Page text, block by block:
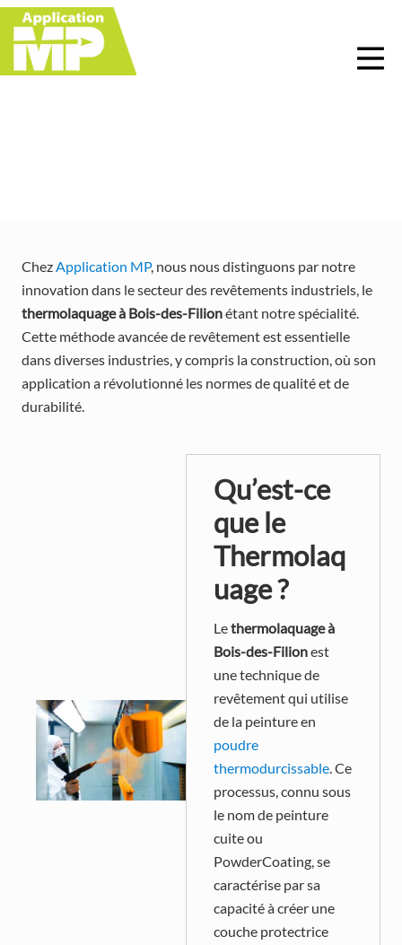
Menu
Skip
right
header
Skip
main
content
Skip
primary
sidebar
Skip
footer
ChezApplication MP, nous nous distinguons par notre
innovation dans le secteur des revêtements industriels, le
thermolaquage à Bois-des-Filionétant notre spécialité.
Cette méthode avancée de revêtement est essentielle
dans diverses industries, y compris la construction, où son
application a révolutionné les normes de qualité et de
durabilité.
Qu’est-ce
que le
Thermolaq
uage ?
Lethermolaquage à
Bois-des-Filionest
une technique de
revêtement qui utilise
de la peinture en
poudre
thermodurcissable. Ce
processus, connu sous
le nom de peinture
cuite ou
PowderCoating, se
caractérise par sa
capacité à créer une
couche protectrice